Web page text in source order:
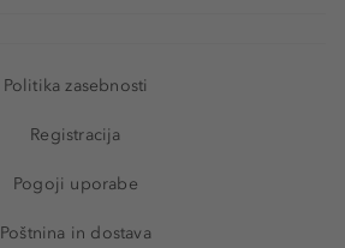
Politika zasebnosti
Registracija
Pogoji uporabe
Poštnina in dostava